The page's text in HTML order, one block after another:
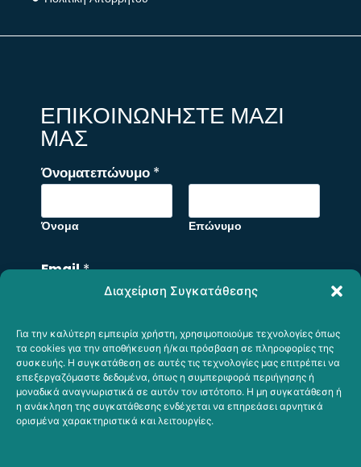
Διαχείριση Συγκατάθεσης
Για την καλύτερη εμπειρία χρήστη, χρησιμοποιούμε τεχνολογίες όπως
τα cookies για την αποθήκευση ή/και πρόσβαση σε πληροφορίες της
συσκευής. Η συγκατάθεση σε αυτές τις τεχνολογίες μας επιτρέπει να
επεξεργαζόμαστε δεδομένα, όπως η συμπεριφορά περιήγησης ή
μοναδικά αναγνωριστικά σε αυτόν τον ιστότοπο. Η μη συγκατάθεση ή
η ανάκληση της συγκατάθεσης ενδέχεται να επηρεάσει αρνητικά
ορισμένα χαρακτηριστικά και λειτουργίες.
ΕΠΙΚΟΙΝΩΝΗΣΤΕ ΜΑΖΙ
ΜΑΣ
Όνοματεπώνυμο *
Όνομα Επώνυμο
Email*
ή
o
r
Ό
ν
Σχόλιο ή Μήνυμα